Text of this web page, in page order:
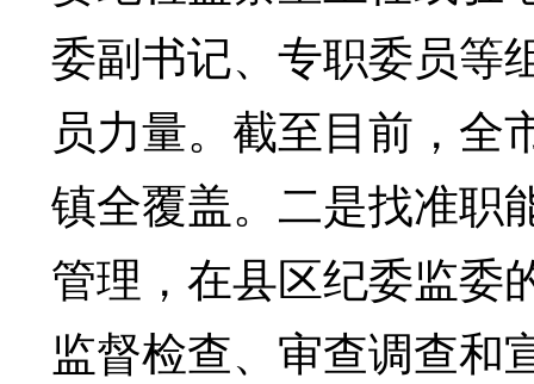
委副书记、专职委员等
员力量。截至目前，全
镇全覆盖。二是找准职
管理，在县区纪委监委
监督检查、审查调查和